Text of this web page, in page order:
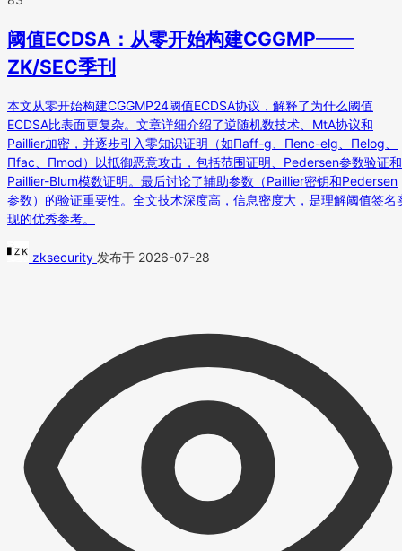
阈值ECDSA：从零开始构建CGGMP——
ZK/SEC季刊
本文从零开始构建CGGMP24阈值ECDSA协议，解释了为什么阈值
ECDSA比表面更复杂。文章详细介绍了逆随机数技术、MtA协议和
Paillier加密，并逐步引入零知识证明（如Πaff-g、Πenc-elg、Πelog、
Πfac、Πmod）以抵御恶意攻击，包括范围证明、Pedersen参数验证和
Paillier-Blum模数证明。最后讨论了辅助参数（Paillier密钥和Pedersen
参数）的验证重要性。全文技术深度高，信息密度大，是理解阈值签名
现的优秀参考。
zksecurity 发布于 2026-07-28